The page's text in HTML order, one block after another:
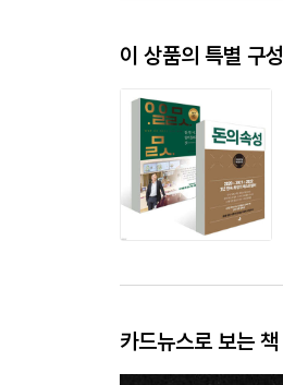
이 상품의 특별 구성
카드뉴스로 보는 책